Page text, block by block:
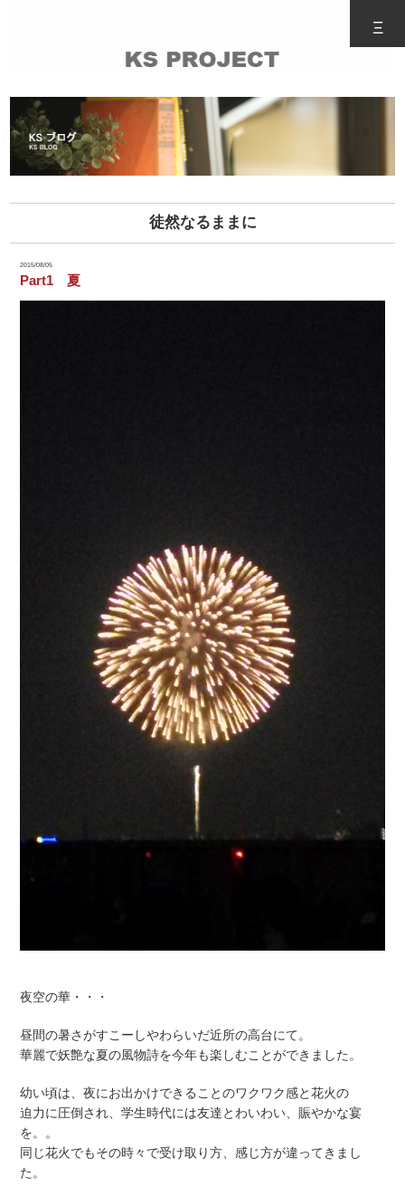
Ξ
徒然なるままに
2015/08/05
Part1 夏
夜空の華・・・
昼間の暑さがすこーしやわらいだ近所の高台にて。
華麗で妖艶な夏の風物詩を今年も楽しむことができました。
幼い頃は、夜にお出かけできることのワクワク感と花火の
迫力に圧倒され、学生時代には友達とわいわい、賑やかな宴
を。。
同じ花火でもその時々で受け取り方、感じ方が違ってきまし
た。